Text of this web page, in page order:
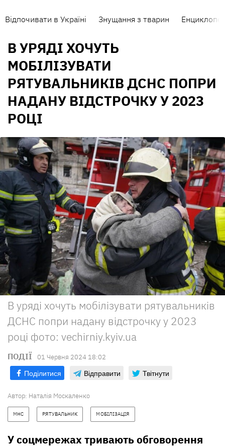
Відпочивати в Україні Знущання з тварин
В УРЯДІ ХОЧУТЬ
МОБІЛІЗУВАТИ
РЯТУВАЛЬНИКІВ ДСНС ПОПРИ
НАДАНУ ВІДСТРОЧКУ У 2023
РОЦІ
В уряді хочуть мобілізувати рятувальників
ДСНС попри надану відстрочку у 2023
році фото: vechirniy.kyiv.ua
ПОДІЇ 01 Червня 2024 18:02
Поділитися Відправити Твітнути
Автор: Наталія Москаленко
МНС РЯТУВАЛЬНИК МОБІЛІЗАЦІЯ
У соцмережах тривають обговорення